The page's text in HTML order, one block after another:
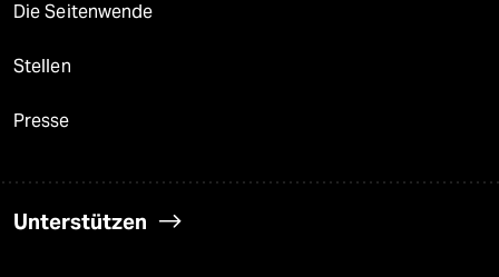
Die Seitenwende
Stellen
Presse
Unterstützen